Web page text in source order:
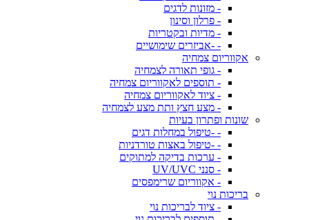
- מזונות לדגים
- פרלון וסינון
- מדיות ובקטריות
- -אביזרים שימושיים
אקווריום צמחיה
- גופי תאורה לצמחיה
- תוספים לאקווריום צמחיה
- ציוד לאקווריום צמחיה
- מצע חצץ ותת מצע לצמחיה
שונות ופתרון בעיות
- -טיפול במחלות דגים
- -טיפול באצות טורדניות
- ערכות בדיקה למתוקים
- סנני UV/UVC
- אקווריום שרימפסים
בריכות נוי
- ציוד לבריכות נוי